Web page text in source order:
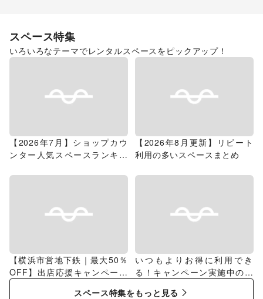
スペース特集
いろいろなテーマでレンタルスペースをピックアップ！
【2026年7月】ショップカウ
ンター人気スペースランキン
【2026年8月更新】リピート
利用の多いスペースまとめ
【横浜市営地下鉄｜最大50％
OFF】出店応援キャンペーン
特集
いつもよりお得に利用でき
る！キャンペーン実施中のス
スペース特集をもっと見る